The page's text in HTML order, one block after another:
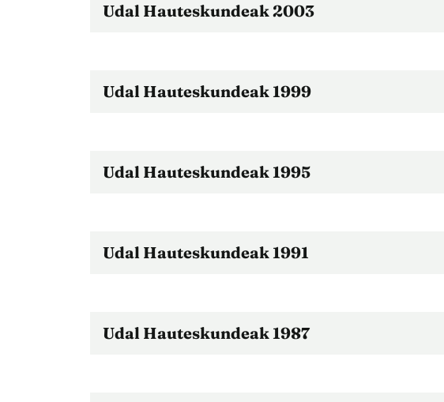
Udal Hauteskundeak 2003
Udal Hauteskundeak 1999
Udal Hauteskundeak 1995
Udal Hauteskundeak 1991
Udal Hauteskundeak 1987